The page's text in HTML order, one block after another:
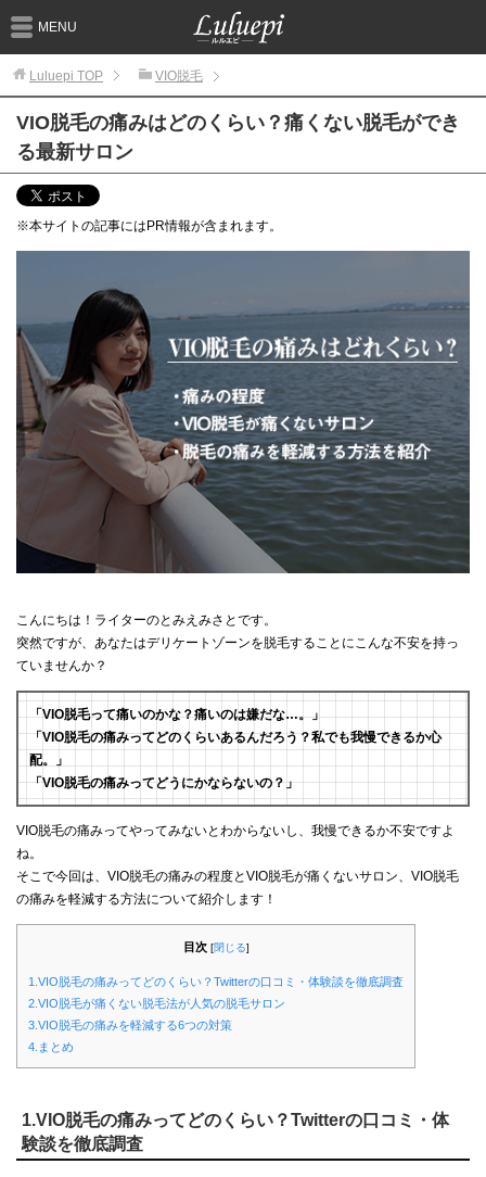
MENU
Luluepi TOP VIO脱毛
VIO脱毛の痛みはどのくらい？痛くない脱毛ができ
る最新サロン
※本サイトの記事にはPR情報が含まれます。
こんにちは！ライターのとみえみさとです。
突然ですが、あなたはデリケートゾーンを脱毛することにこんな不安を持っ
ていませんか？
「VIO脱毛って痛いのかな？痛いのは嫌だな…。」
「VIO脱毛の痛みってどのくらいあるんだろう？私でも我慢できるか心
配。」
「VIO脱毛の痛みってどうにかならないの？」
VIO脱毛の痛みってやってみないとわからないし、我慢できるか不安ですよ
ね。
そこで今回は、VIO脱毛の痛みの程度とVIO脱毛が痛くないサロン、VIO脱毛
の痛みを軽減する方法について紹介します！
目次 [閉じる]
1.VIO脱毛の痛みってどのくらい？Twitterの口コミ・体験談を徹底調査
2.VIO脱毛が痛くない脱毛法が人気の脱毛サロン
3.VIO脱毛の痛みを軽減する6つの対策
4.まとめ
1.VIO脱毛の痛みってどのくらい？Twitterの口コミ・体
験談を徹底調査